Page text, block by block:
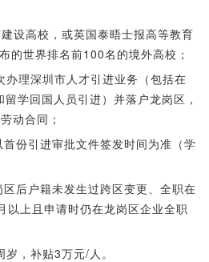
设高校，或英国泰晤士报高等教育
的世界排名前100名的境外高校；
理深圳市人才引进业务（包括在
学回国人员引进）并落户龙岗区，
动合同；
份引进审批文件签发时间为准（学
后户籍未发生过跨区变更、全职在
以上且申请时仍在龙岗区企业全职
，补贴3万元/人。